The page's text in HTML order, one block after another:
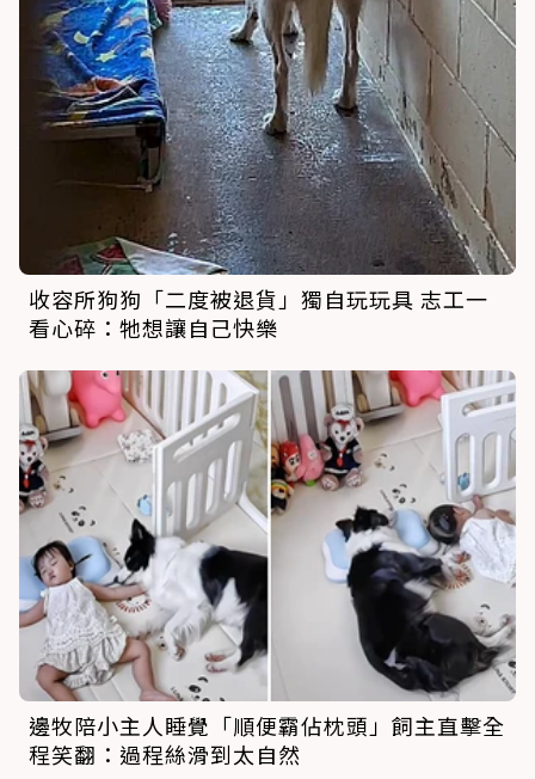
收容所狗狗「二度被退貨」獨自玩玩具 志工一
看心碎：牠想讓自己快樂
邊牧陪小主人睡覺「順便霸佔枕頭」飼主直擊全
程笑翻：過程絲滑到太自然